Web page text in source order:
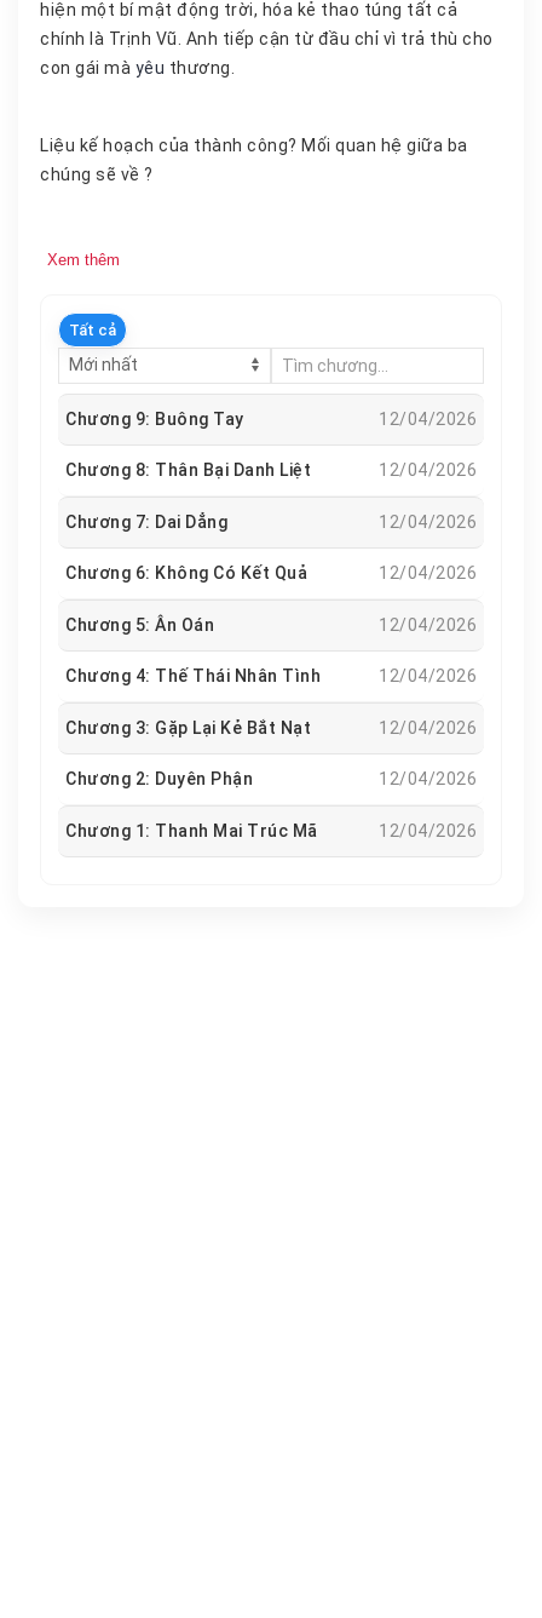
hiện một bí mật động trời, hóa kẻ thao túng tất cả
chính là Trịnh Vũ. Anh tiếp cận từ đầu chỉ vì trả thù cho
con gái mà yêu thương.
Liệu kế hoạch của thành công? Mối quan hệ giữa ba
chúng sẽ về ?
Xem thêm
Tất cả
Chương 9: Buông Tay 12/04/2026
Chương 8: Thân Bại Danh Liệt 12/04/2026
Chương 7: Dai Dẳng 12/04/2026
Chương 6: Không Có Kết Quả 12/04/2026
Chương 5: Ân Oán 12/04/2026
Chương 4: Thế Thái Nhân Tình 12/04/2026
Chương 3: Gặp Lại Kẻ Bắt Nạt 12/04/2026
Chương 2: Duyên Phận 12/04/2026
Chương 1: Thanh Mai Trúc Mã 12/04/2026